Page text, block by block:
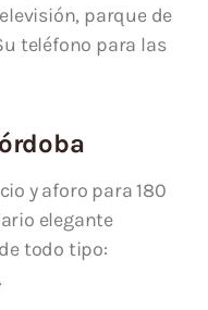
parque de
teléfono para las
y aforo para 180
elegante
todo tipo: